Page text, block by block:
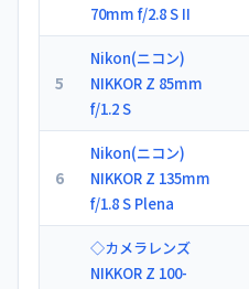
70mm f/2.8 S II
5
Nikon(ニコン)
NIKKOR Z 85mm
f/1.2 S
6
Nikon(ニコン)
NIKKOR Z 135mm
f/1.8 S Plena
◇カメラレンズ
NIKKOR Z 100-